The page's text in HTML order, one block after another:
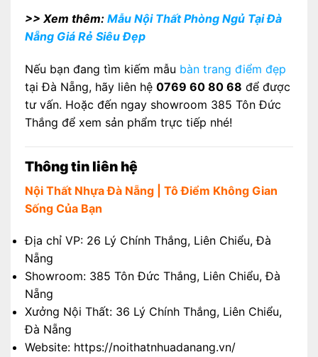
>> Xem thêm: Mẫu Nội Thất Phòng Ngủ Tại Đà
Nẵng Giá Rẻ Siêu Đẹp
Nếu bạn đang tìm kiếm mẫu bàn trang điểm đẹp
tại Đà Nẵng, hãy liên hệ 0769 60 80 68 để được
tư vấn. Hoặc đến ngay showroom 385 Tôn Đức
Thắng để xem sản phẩm trực tiếp nhé!
Thông tin liên hệ
Nội Thất Nhựa Đà Nẵng | Tô Điểm Không Gian
Sống Của Bạn
Địa chỉ VP: 26 Lý Chính Thắng, Liên Chiểu, Đà
Nẵng
Showroom: 385 Tôn Đức Thắng, Liên Chiểu, Đà
Nẵng
Xưởng Nội Thất: 36 Lý Chính Thắng, Liên Chiểu,
Đà Nẵng
Website: https://noithatnhuadanang.vn/